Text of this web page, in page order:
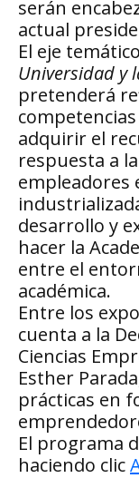
serán
actual
El eje
Universidad y
pretenderá
adquirir el
respuesta a
empleadores
desarrollo y
hacer la
entre el
académica.
Entre los
cuenta a la
Ciencias
Esther
prácticas en
El programa
haciendo clic